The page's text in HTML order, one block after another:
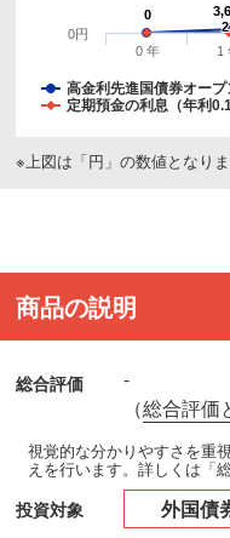
0
0
高金利先進国債券オー
定期預金の利息（年利
0 年 1
0円
※上図は「円」の数値となりま
商品の説明
総合評価
-
（総合評価
視覚的な分かりやすさを重
えを行います。詳しくは「
投資対象 外国債